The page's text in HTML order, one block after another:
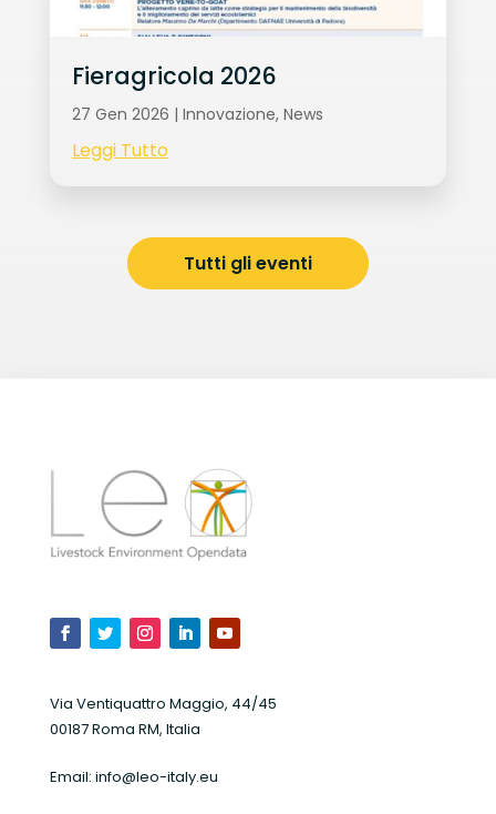
Fieragricola 2026
27 Gen 2026 | Innovazione, News
Leggi Tutto
Tutti gli eventi
Via Ventiquattro Maggio, 44/45
00187 Roma RM, Italia
Email: info@leo-italy.eu